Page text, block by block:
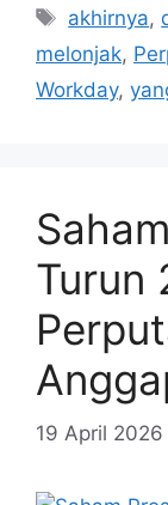
Tag
akhirnya,
melonjak,
Workday,
Turun
19 April 2026